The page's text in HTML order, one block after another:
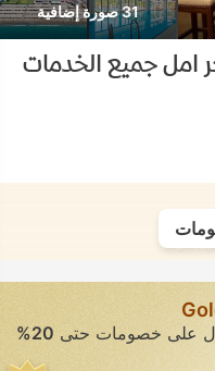
31 صورة إضافية
امل جميع الخدمات
الغرف
على خصومات حتى20%